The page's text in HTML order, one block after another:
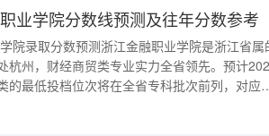
业学院分数线预测及往年分数参考
院录取分数预测浙江金融职业学院是浙江省属
杭州，财经商贸类专业实力全省领先。预计
的最低投档位次将在全省专科批次前列，对应
类考生分数约为435-450分。其金融管理、